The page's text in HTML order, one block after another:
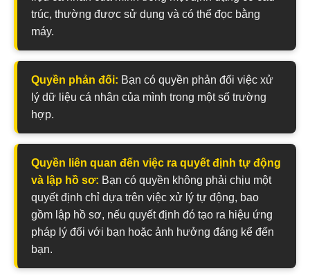
trúc, thường được sử dụng và có thể đọc bằng
máy.
Quyền phản đối: Bạn có quyền phản đối việc xử
lý dữ liệu cá nhân của mình trong một số trường
hợp.
Quyền liên quan đến việc ra quyết định tự động
và lập hồ sơ: Bạn có quyền không phải chịu một
quyết định chỉ dựa trên việc xử lý tự động, bao
gồm lập hồ sơ, nếu quyết định đó tạo ra hiệu ứng
pháp lý đối với bạn hoặc ảnh hưởng đáng kể đến
bạn.